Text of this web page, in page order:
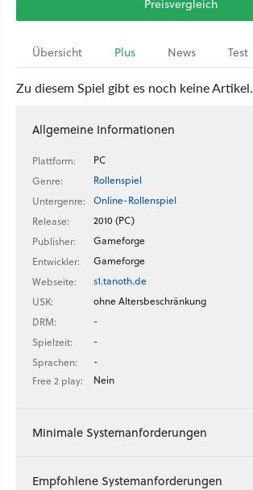
Preisvergleich
Übersicht Plus News Test
Zu diesem Spiel gibt es noch keine Artikel.
Allgemeine Informationen
Plattform:
PC
Genre:
Rollenspiel
Untergenre:
Online-Rollenspiel
Release:
2010 (PC)
Publisher:
Gameforge
Entwickler:
Gameforge
Webseite:
s1.tanoth.de
USK:
ohne Altersbeschränkung
DRM:
-
Spielzeit:
-
Sprachen:
-
Free 2 play:
Nein
Minimale Systemanforderungen
Empfohlene Systemanforderungen